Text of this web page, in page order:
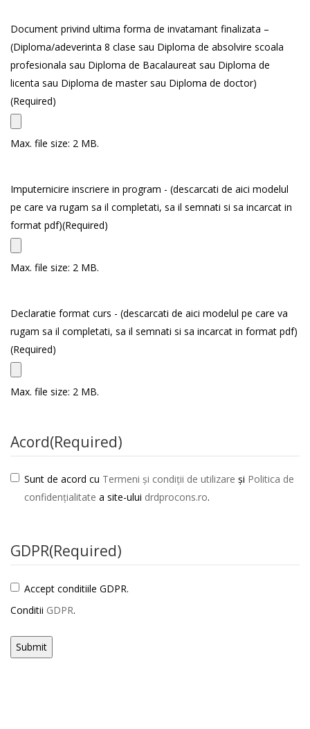
Document privind ultima forma de invatamant finalizata –
(Diploma/adeverinta 8 clase sau Diploma de absolvire scoala
profesionala sau Diploma de Bacalaureat sau Diploma de
licenta sau Diploma de master sau Diploma de doctor)
(Required)
Max. file size: 2 MB.
Imputernicire inscriere in program - (descarcati de aici modelul
pe care va rugam sa il completati, sa il semnati si sa incarcat in
format pdf)(Required)
Max. file size: 2 MB.
Declaratie format curs - (descarcati de aici modelul pe care va
rugam sa il completati, sa il semnati si sa incarcat in format pdf)
(Required)
Max. file size: 2 MB.
Acord(Required)
Sunt de acord cu Termeni și condiții de utilizare și Politica de
confidențialitate a site-ului drdprocons.ro.
GDPR(Required)
Accept conditiile GDPR.
Conditii GDPR.